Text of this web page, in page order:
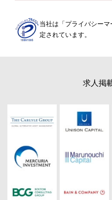
求人掲
当社は「プライバシー
定されています。